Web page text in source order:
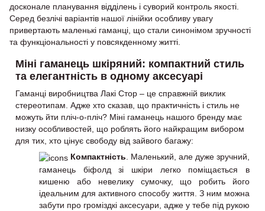
досконале планування відділень і суворий контроль якості.
Серед безлічі варіантів нашої лінійки особливу увагу
привертають маленькі гаманці, що стали синонімом зручності
та функціональності у повсякденному житті.
Міні гаманець шкіряний: компактний стиль
та елегантність в одному аксесуарі
Гаманці виробництва Лакі Стор – це справжній виклик
стереотипам. Адже хто сказав, що практичність і стиль не
можуть йти пліч-о-пліч? Міні гаманець нашого бренду має
низку особливостей, що роблять його найкращим вибором
для тих, хто цінує свободу від зайвого багажу:
Компактність. Маленький, але дуже зручний,
гаманець біфолд зі шкіри легко поміщається в
кишеню або невелику сумочку, що робить його
ідеальним для активного способу життя. З ним можна
забути про громіздкі аксесуари, адже у тебе під рукою